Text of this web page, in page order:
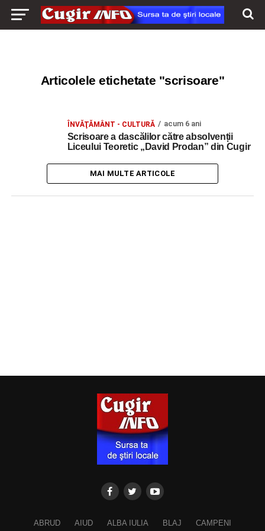
Articolele etichetate "scrisoare"
ÎNVĂŢĂMÂNT - CULTURĂ acum 6 ani
Scrisoare a dascălilor către absolvenții
Liceului Teoretic „David Prodan” din Cugir
MAI MULTE ARTICOLE
ABRUD AIUD ALBA IULIA BLAJ CAMPENI